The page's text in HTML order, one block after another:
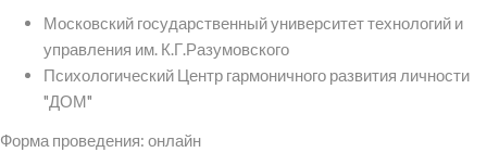
Московский государственный университет технологий и
управления им. К.Г.Разумовского
Психологический Центр гармоничного развития личности
"ДОМ"
Форма проведения: онлайн